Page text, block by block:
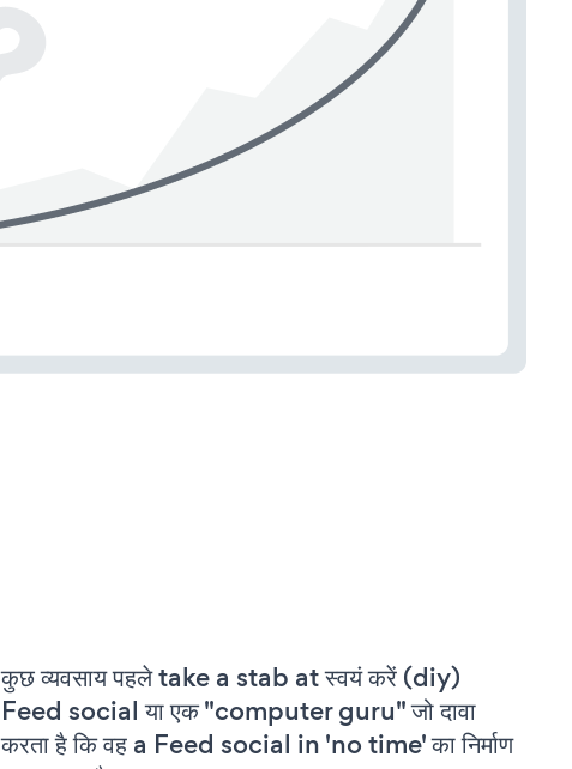
कुछ व्यवसाय पहले take a stab at स्वयं करें (diy)
Feed social या एक "computer guru" जो दावा
करता है कि वह a Feed social in 'no time' का निर्माण